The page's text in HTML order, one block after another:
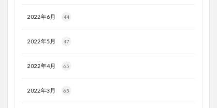
2022年6月 44
2022年5月 47
2022年4月 65
2022年3月 65